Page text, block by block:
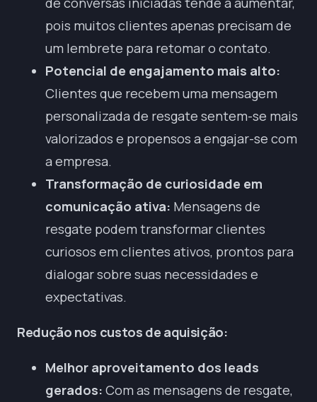
pois muitos clientes apenas precisam de
um lembrete para retomar o contato.
Potencial de engajamento mais alto:
Clientes que recebem uma mensagem
personalizada de resgate sentem-se mais
valorizados e propensos a engajar-se com
a empresa.
Transformação de curiosidade em
comunicação ativa: Mensagens de
resgate podem transformar clientes
curiosos em clientes ativos, prontos para
dialogar sobre suas necessidades e
expectativas.
Redução nos custos de aquisição:
Melhor aproveitamento dos leads
gerados: Com as mensagens de resgate,